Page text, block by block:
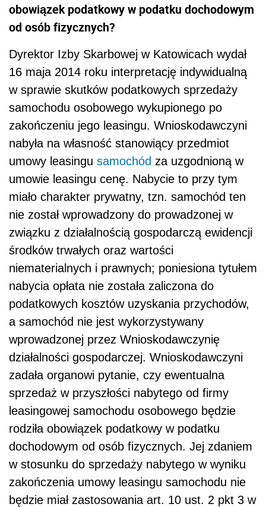
obowiązek podatkowy w podatku dochodowym
od osób fizycznych?
Dyrektor Izby Skarbowej w Katowicach wydał
16 maja 2014 roku interpretację indywidualną
w sprawie skutków podatkowych sprzedaży
samochodu osobowego wykupionego po
zakończeniu jego leasingu. Wnioskodawczyni
nabyła na własność stanowiący przedmiot
umowy leasingu samochód za uzgodnioną w
umowie leasingu cenę. Nabycie to przy tym
miało charakter prywatny, tzn. samochód ten
nie został wprowadzony do prowadzonej w
związku z działalnością gospodarczą ewidencji
środków trwałych oraz wartości
niematerialnych i prawnych; poniesiona tytułem
nabycia opłata nie została zaliczona do
podatkowych kosztów uzyskania przychodów,
a samochód nie jest wykorzystywany
wprowadzonej przez Wnioskodawczynię
działalności gospodarczej. Wnioskodawczyni
zadała organowi pytanie, czy ewentualna
sprzedaż w przyszłości nabytego od firmy
leasingowej samochodu osobowego będzie
rodziła obowiązek podatkowy w podatku
dochodowym od osób fizycznych. Jej zdaniem
w stosunku do sprzedaży nabytego w wyniku
zakończenia umowy leasingu samochodu nie
będzie miał zastosowania art. 10 ust. 2 pkt 3 w